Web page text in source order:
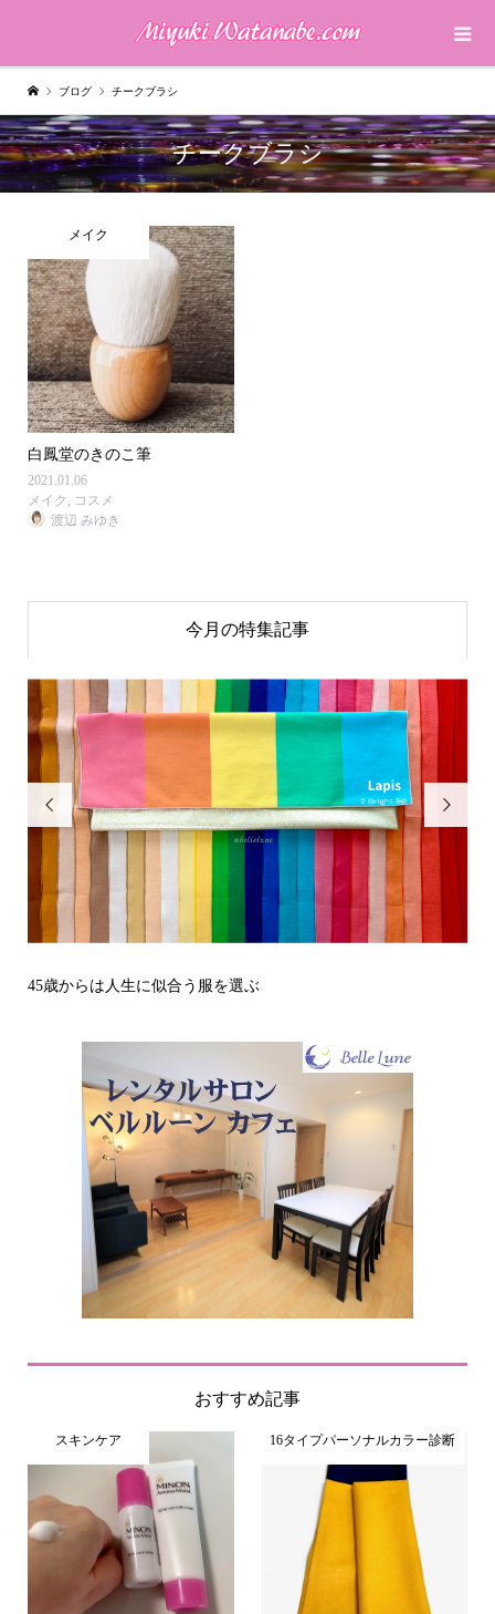
ブログ チークブラシ
チークブラシ
メイク
白鳳堂のきのこ筆
2021.01.06
メイク
コスメ
渡辺 みゆき
今月の特集記事

その立場で信頼される見た目にするには？〜予告編〜

おすすめ記事
スキンケア 16タイプパーソナルカラー診断